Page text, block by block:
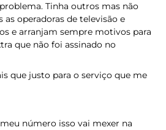
roblema. Tinha outros mas não
operadoras de televisão e
e arranjam sempre motivos para
que não foi assinado no
que justo para o serviço que me
número isso vai mexer na